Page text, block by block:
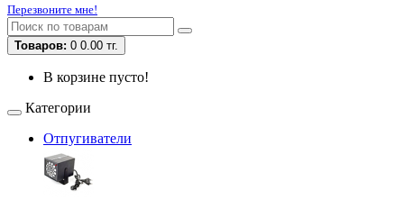
Перезвоните мне!
Товаров: 0 0.00 тг.
В корзине пусто!
Категории
Отпугиватели